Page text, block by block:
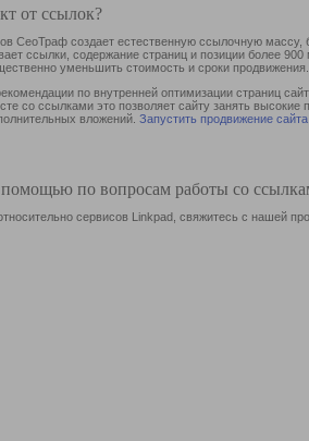
от ссылок?
СеоТраф создает естественную ссылочную
ссылки, содержание страниц и позиции более
уменьшить стоимость и сроки продвижения.
по внутренней оптимизации страниц
со ссылками это позволяет сайту занять
вложений. Запустить продвижение сайта
помощью по вопросам работы со
сервисов Linkpad, свяжитесь с нашей